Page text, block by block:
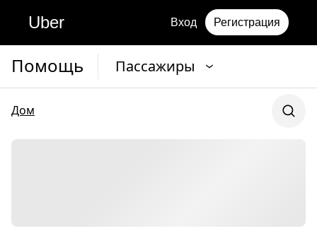
Uber Вход Регистрация
Помощь Пассажиры
Дом